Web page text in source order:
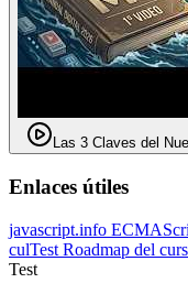
Las 3 Claves del
Enlaces útiles
javascript.info
culTest Roadmap del
Test